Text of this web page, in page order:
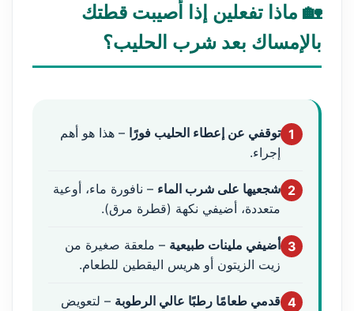
🏡 ماذا تفعلين إذا أصيبت قطتك
بالإمساك بعد شرب الحليب؟
1 توقفي عن إعطاء الحليب فورًا – هذا هو أهم
إجراء.
2 شجعيها على شرب الماء – نافورة ماء، أوعية
متعددة، أضيفي نكهة (قطرة مرق).
3 أضيفي ملينات طبيعية – ملعقة صغيرة من
زيت الزيتون أو هريس اليقطين للطعام.
4 قدمي طعامًا رطبًا عالي الرطوبة – لتعويض